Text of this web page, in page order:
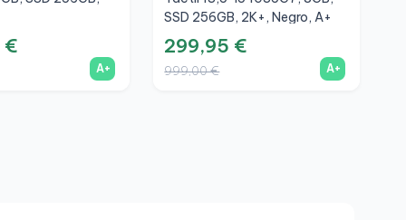
€
A+
SSD 256GB, 2K+, Negro, A+
299,95 €
999,00 € A+